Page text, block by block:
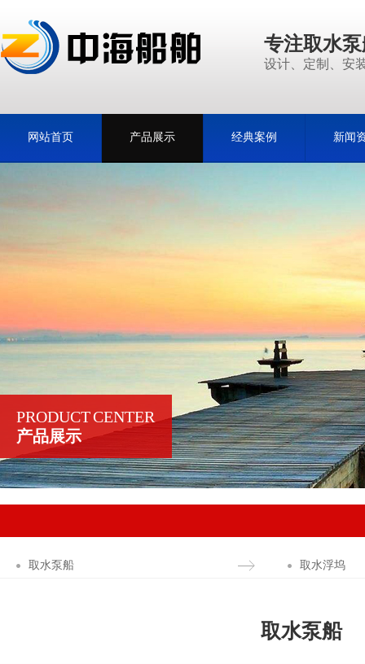
专注取水
设计、定制、安
网站首页 产品展示 经典案例 新闻
PRODUCT CENTER
产品展示
取水泵船 取水浮坞
取水泵船